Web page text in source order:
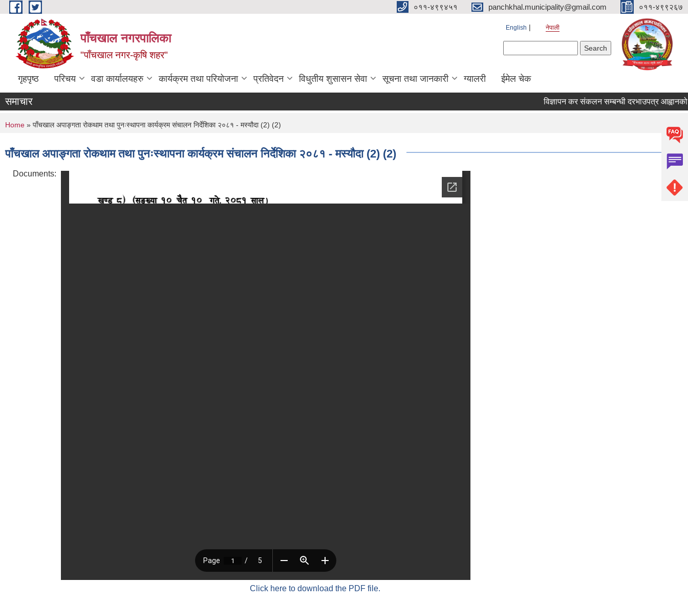
Skip to main content ०११-४९९४५१ panchkhal.municipality@gmail.com ०११-४९९२६७
पाँचखाल नगरपालिका
"पाँचखाल नगर-कृषि शहर"
English नेपाली
गृहपृष्ठ परिचय वडा कार्यालयहरु कार्यक्रम तथा परियोजना प्रतिवेदन विधुतीय शुसासन सेवा सूचना तथा जानकारी ग्यालरी ईमेल चेक
समाचार विज्ञापन कर संकलन सम्बन्धी दरभाउपत्र आह्वानको
You are here
Home » पाँचखाल अपाङ्गता रोकथाम तथा पुनःस्थापना कार्यक्रम संचालन निर्देशिका २०८१ - मस्यौदा (2) (2)
पाँचखाल अपाङ्गता रोकथाम तथा पुनःस्थापना कार्यक्रम संचालन निर्देशिका २०८१ - मस्यौदा (2) (2)
Documents:
Click here to download the PDF file.